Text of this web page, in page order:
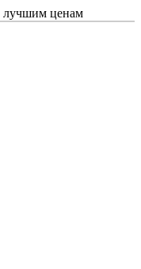
лучшим ценам